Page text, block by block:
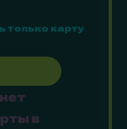
только карту
в